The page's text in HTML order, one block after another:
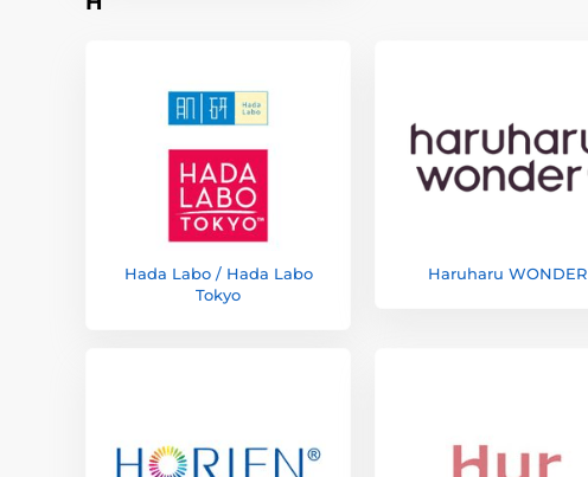
Hada Labo / Hada Labo
Tokyo
Haruharu WONDER